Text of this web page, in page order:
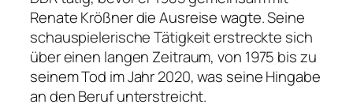
Renate Krößner die Ausreise wagte. Seine
schauspielerische Tätigkeit erstreckte sich
über einen langen Zeitraum, von 1975 bis zu
seinem Tod im Jahr 2020, was seine Hingabe
an den Beruf unterstreicht.